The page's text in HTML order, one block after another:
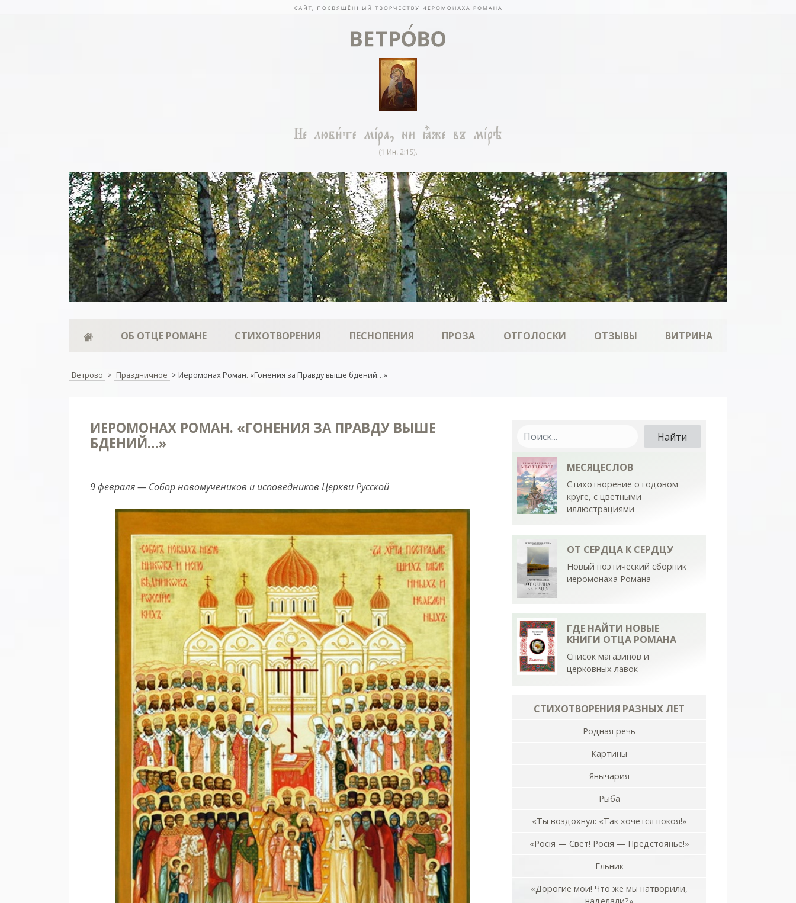
ОБ ОТЦЕ РОМАНЕ СТИХОТВОРЕНИЯ ПЕСНОПЕНИЯ ПРОЗА ОТГОЛОСКИ ОТЗЫВЫ ВИТРИНА
Ветрово > Праздничное > Иеромонах Роман. «Гонения за Правду выше бдений…»
ИЕРОМОНАХ РОМАН. «ГОНЕНИЯ ЗА ПРАВДУ ВЫШЕ
БДЕНИЙ…»
9 февраля — Собор новомучеников и исповедников Церкви Русской
МЕСЯЦЕСЛОВ
Стихотворение о годовом
круге, с цветными
иллюстрациями
ОТ СЕРДЦА К СЕРДЦУ
Новый поэтический сборник
иеромонаха Романа
ГДЕ НАЙТИ НОВЫЕ
КНИГИ ОТЦА РОМАНА
Список магазинов и
церковных лавок
СТИХОТВОРЕНИЯ РАЗНЫХ ЛЕТ
Родная речь
Картины
Янычария
Рыба
«Ты воздохнул: «Так хочется покоя!»
«Росiя — Свет! Росiя — Предстоянье!»
Ельник
«Дорогие мои! Что же мы натворили,